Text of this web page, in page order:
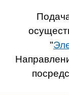
Подача
"